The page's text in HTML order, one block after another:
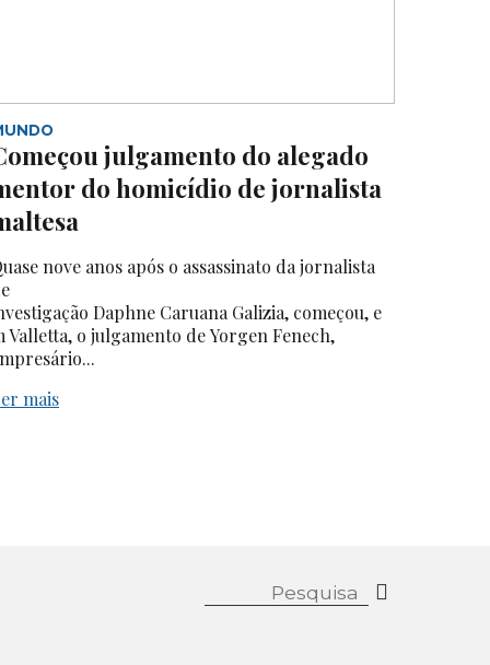
julgamento do alegado
do homicídio de jornalista
nove anos após o assassinato da jornalista
Daphne Caruana Galizia, começou, e
Valletta, o julgamento de Yorgen Fenech,
mais